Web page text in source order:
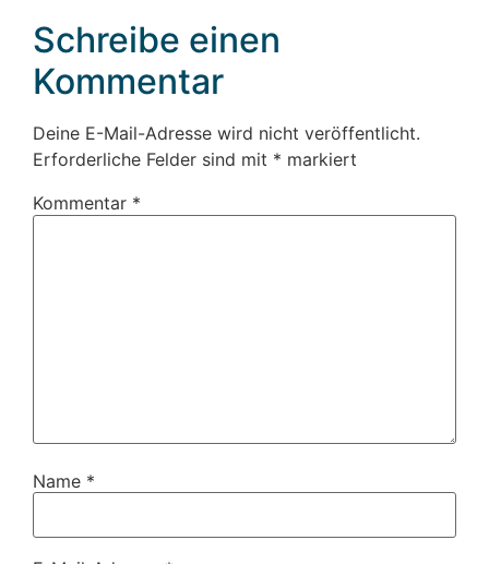
Schreibe einen
Kommentar
Deine E-Mail-Adresse wird nicht veröffentlicht.
Erforderliche Felder sind mit * markiert
Kommentar *
Name *